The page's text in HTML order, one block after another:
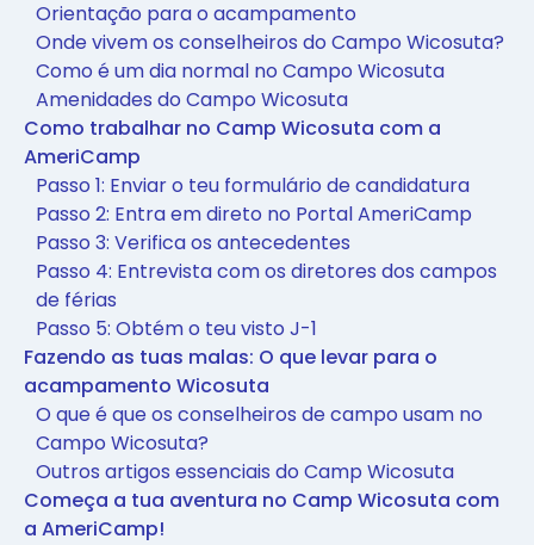
Orientação para o acampamento
Onde vivem os conselheiros do Campo Wicosuta?
Como é um dia normal no Campo Wicosuta
Amenidades do Campo Wicosuta
Como trabalhar no Camp Wicosuta com a
AmeriCamp
Passo 1: Enviar o teu formulário de candidatura
Passo 2: Entra em direto no Portal AmeriCamp
Passo 3: Verifica os antecedentes
Passo 4: Entrevista com os diretores dos campos
de férias
Passo 5: Obtém o teu visto J-1
Fazendo as tuas malas: O que levar para o
acampamento Wicosuta
O que é que os conselheiros de campo usam no
Campo Wicosuta?
Outros artigos essenciais do Camp Wicosuta
Começa a tua aventura no Camp Wicosuta com
a AmeriCamp!